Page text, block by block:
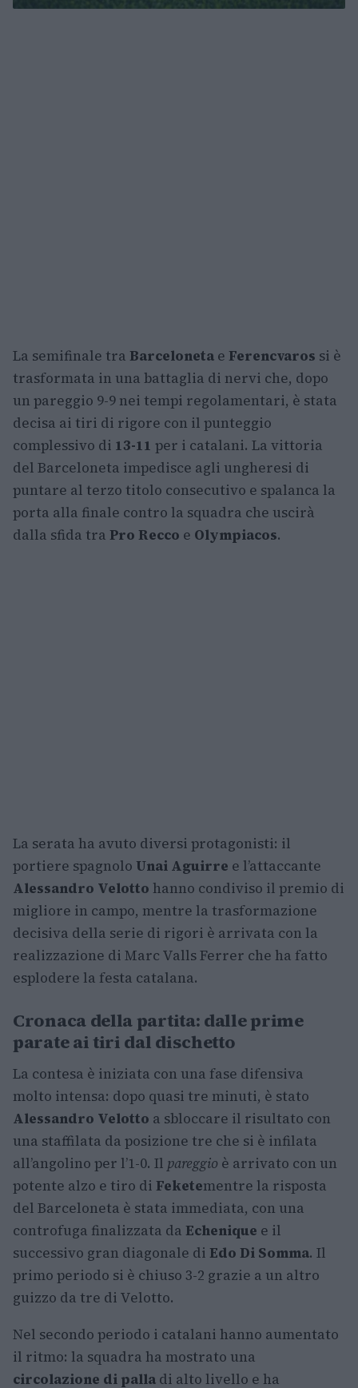
La semifinale tra Barceloneta e Ferencvaros si è
trasformata in una battaglia di nervi che, dopo
un pareggio 9-9 nei tempi regolamentari, è stata
decisa ai tiri di rigore con il punteggio
complessivo di 13-11 per i catalani. La vittoria
del Barceloneta impedisce agli ungheresi di
puntare al terzo titolo consecutivo e spalanca la
porta alla finale contro la squadra che uscirà
dalla sfida tra Pro Recco e Olympiacos.
La serata ha avuto diversi protagonisti: il
portiere spagnolo Unai Aguirre e l’attaccante
Alessandro Velotto hanno condiviso il premio di
migliore in campo, mentre la trasformazione
decisiva della serie di rigori è arrivata con la
realizzazione di Marc Valls Ferrer che ha fatto
esplodere la festa catalana.
Cronaca della partita: dalle prime
parate ai tiri dal dischetto
La contesa è iniziata con una fase difensiva
molto intensa: dopo quasi tre minuti, è stato
Alessandro Velotto a sbloccare il risultato con
una staffilata da posizione tre che si è infilata
all’angolino per l’1-0. Il pareggio è arrivato con un
potente alzo e tiro di Feketementre la risposta
del Barceloneta è stata immediata, con una
controfuga finalizzata da Echenique e il
successivo gran diagonale di Edo Di Somma. Il
primo periodo si è chiuso 3-2 grazie a un altro
guizzo da tre di Velotto.
Nel secondo periodo i catalani hanno aumentato
il ritmo: la squadra ha mostrato una
circolazione di palla di alto livello e ha